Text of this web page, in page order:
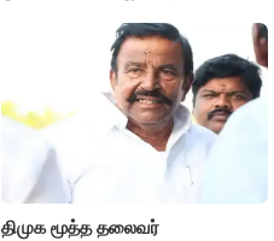
திமுக மூத்த தலைவர்